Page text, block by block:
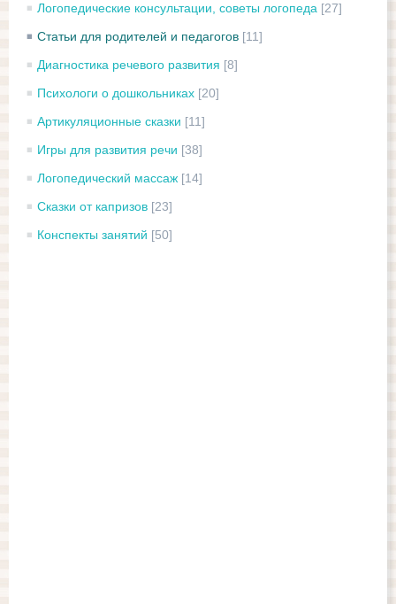
Логопедические консультации, советы логопеда [27]
Статьи для родителей и педагогов [11]
Диагностика речевого развития [8]
Психологи о дошкольниках [20]
Артикуляционные сказки [11]
Игры для развития речи [38]
Логопедический массаж [14]
Сказки от капризов [23]
Конспекты занятий [50]